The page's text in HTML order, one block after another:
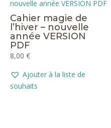
Cahier magie de
l’hiver – nouvelle
année VERSION
PDF
8,00 €
Ajouter à la liste de
souhaits